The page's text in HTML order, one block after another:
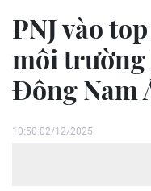
PNJ vào
môi trường
Đông Nam
10:50 02/12/2025